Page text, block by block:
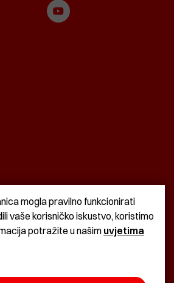
mogla pravilno funkcionirati
vaše korisničko iskustvo, koristimo
potražite u našim uvjetima